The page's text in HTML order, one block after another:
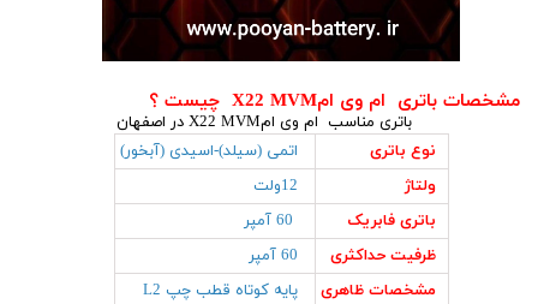
مشخصات باتری ام وی امX22 MVM چیست ؟
باتری مناسب ام وی امX22 MVM در اصفهان
نوع باتری
اتمی (سیلد)-اسیدی (آبخور)
ولتاژ
باتری فابریک
ظرفیت حداکثری
مشخصات ظاهری
پایه کوتاه قطب چپ L2